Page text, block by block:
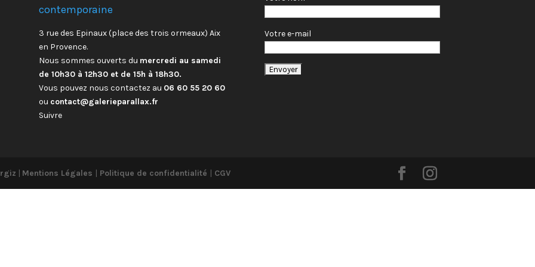
contemporaine
3 rue des Epinaux (place des trois ormeaux) Aix
en Provence.
Nous sommes ouverts du mercredi au samedi
de 10h30 à 12h30 et de 15h à 18h30.
Vous pouvez nous contactez au 06 60 55 20 60
ou contact@galerieparallax.fr
Suivre
Votre e-mail
| Mentions Légales | Politique de confidentialité | CGV